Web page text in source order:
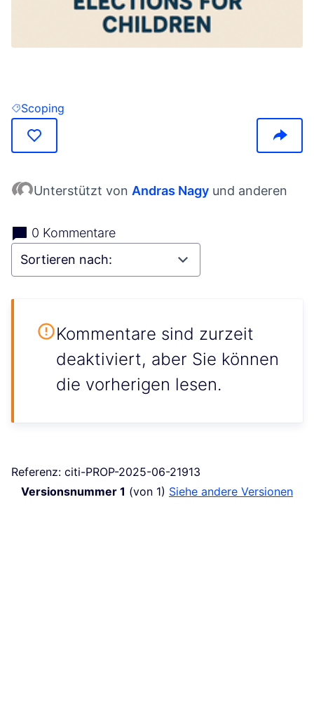
Ergebnisse filtern nach: Scoping
Scoping
Unterstützt von Andras Nagy und anderen
0 Kommentare
Kommentare sind zurzeit
deaktiviert, aber Sie können
die vorherigen lesen.
Referenz: citi-PROP-2025-06-21913
Versionsnummer 1 (von 1) siehe andere Versionen